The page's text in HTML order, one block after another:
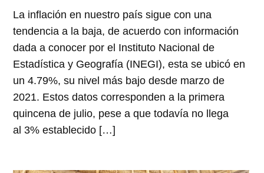
La inflación en nuestro país sigue con una
tendencia a la baja, de acuerdo con información
dada a conocer por el Instituto Nacional de
Estadística y Geografía (INEGI), esta se ubicó en
un 4.79%, su nivel más bajo desde marzo de
2021. Estos datos corresponden a la primera
quincena de julio, pese a que todavía no llega
al 3% establecido […]